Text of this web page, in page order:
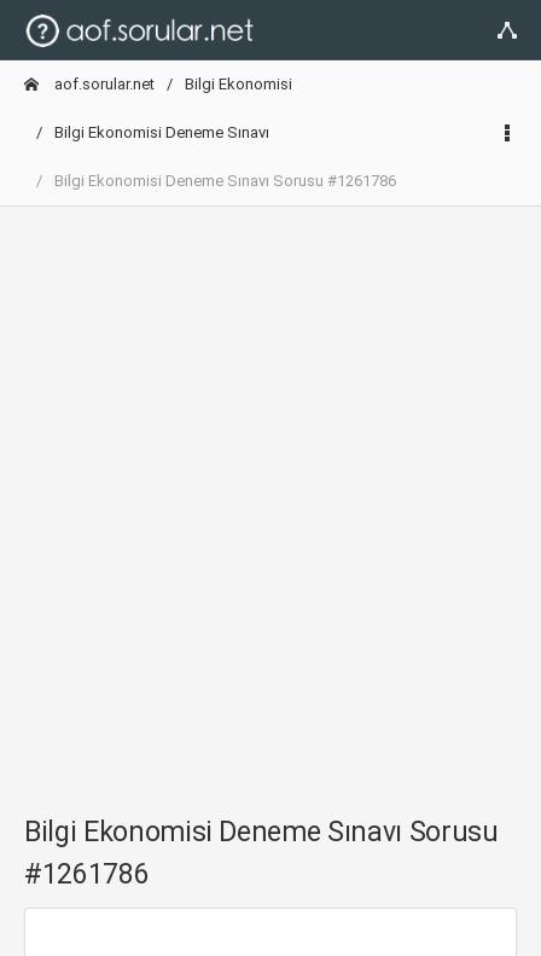
aof.sorular.net Bilgi Ekonomisi
Bilgi Ekonomisi Deneme Sınavı
Bilgi Ekonomisi Deneme Sınavı Sorusu #1261786
Bilgi Ekonomisi Deneme Sınavı Sorusu
#1261786